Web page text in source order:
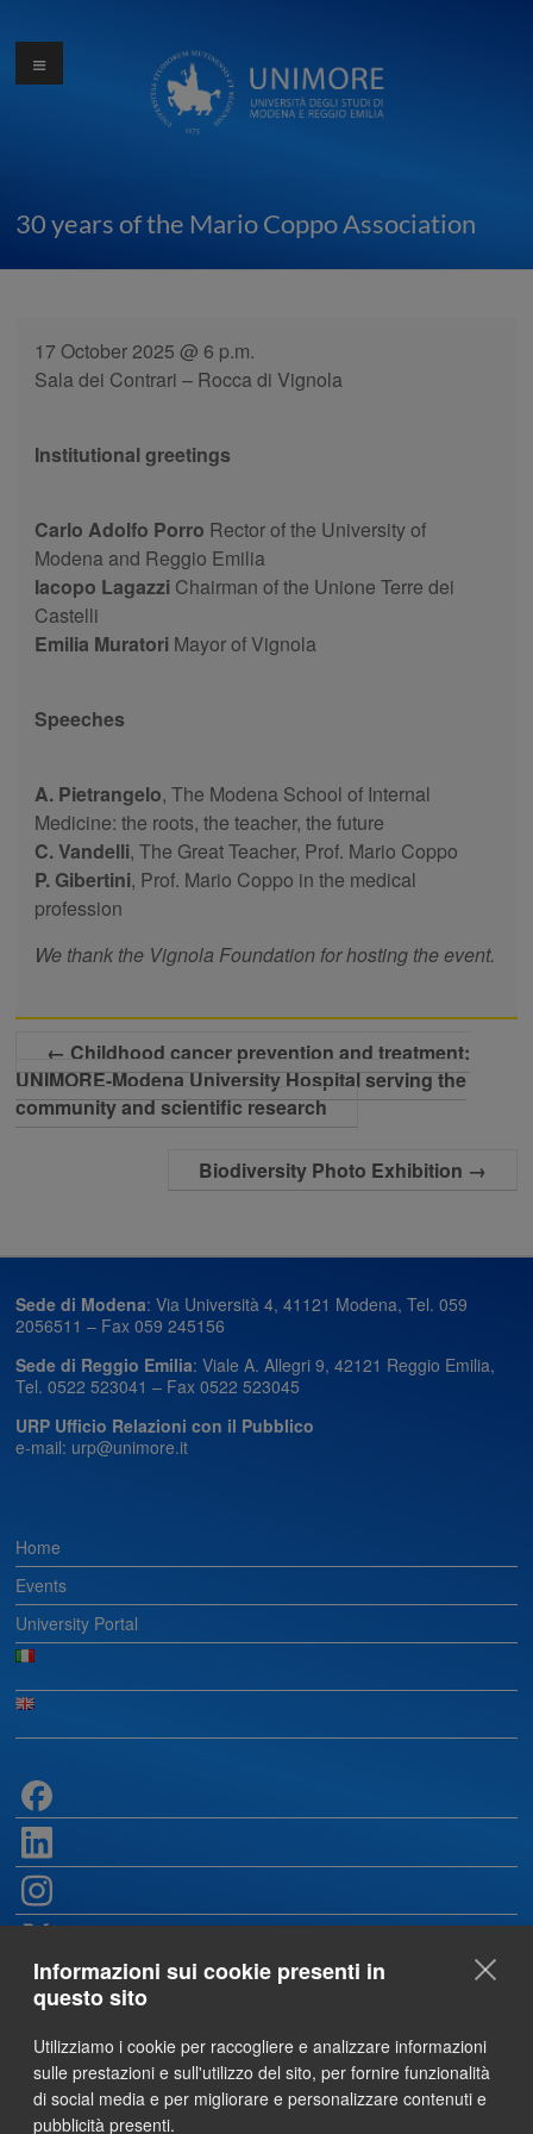
contentOttocentocinquantesimo
anniversario
Menu
30 years of the Mario Coppo Association
17 October 2025 @ 6 p.m.
Sala dei Contrari – Rocca di Vignola
Institutional greetings
Carlo Adolfo Porro Rector of the University of
Modena and Reggio Emilia
Iacopo Lagazzi Chairman of the Unione Terre dei
Castelli
Emilia Muratori Mayor of Vignola
Speeches
A. Pietrangelo, The Modena School of Internal
Medicine: the roots, the teacher, the future
C. Vandelli, The Great Teacher, Prof. Mario Coppo
P. Gibertini, Prof. Mario Coppo in the medical
profession
We thank the Vignola Foundation for hosting the event.
← Childhood cancer prevention and treatment:
UNIMORE-Modena University Hospital serving the
community and scientific research
Biodiversity Photo Exhibition →
Sede di Modena: Via Università 4, 41121 Modena, Tel. 059
2056511 – Fax 059 245156
Sede di Reggio Emilia: Viale A. Allegri 9, 42121 Reggio Emilia,
Tel. 0522 523041 – Fax 0522 523045
URP Ufficio Relazioni con il Pubblico
e-mail: urp@unimore.it
Home
Events
University Portal
Informazioni sui cookie presenti in
questo sito
Utilizziamo i cookie per raccogliere e analizzare informazioni
sulle prestazioni e sull'utilizzo del sito, per fornire funzionalità
di social media e per migliorare e personalizzare contenuti e
pubblicità presenti.